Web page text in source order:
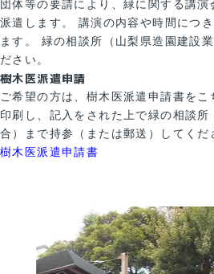
団体等の要請により、緑に関する講
派遣します。 講演の内容や時間につ
ます。 緑の相談所（山梨県造園建設
ださい。
樹木医派遣申請
ご希望の方は、樹木医派遣申請書を
印刷し、記入をされた上で緑の相談所
合）まで持参（または郵送）してくだ
樹木医派遣申請書